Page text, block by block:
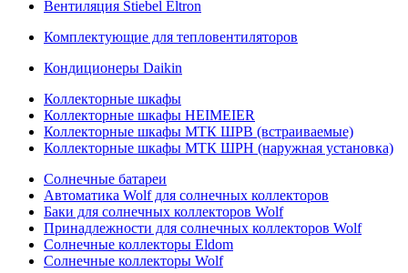
Вентиляция Stiebel Eltron
Комплектующие для тепловентиляторов
Кондиционеры Daikin
Коллекторные шкафы
Коллекторные шкафы HEIMEIER
Коллекторные шкафы МТК ШРВ (встраиваемые)
Коллекторные шкафы МТК ШРН (наружная установка)
Солнечные батареи
Автоматика Wolf для солнечных коллекторов
Баки для солнечных коллекторов Wolf
Принадлежности для солнечных коллекторов Wolf
Солнечные коллекторы Eldom
Солнечные коллекторы Wolf